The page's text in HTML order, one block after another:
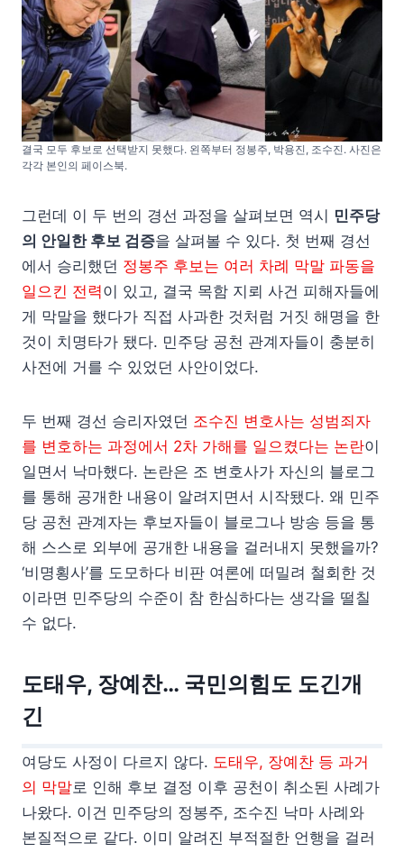
결국 모두 후보로 선택받지 못했다. 왼쪽부터 정봉주, 박용진, 조수진. 사진은
각각 본인의 페이스북.
그런데 이 두 번의 경선 과정을 살펴보면 역시 민주당
의 안일한 후보 검증을 살펴볼 수 있다. 첫 번째 경선
에서 승리했던 정봉주 후보는 여러 차례 막말 파동을
일으킨 전력이 있고, 결국 목함 지뢰 사건 피해자들에
게 막말을 했다가 직접 사과한 것처럼 거짓 해명을 한
것이 치명타가 됐다. 민주당 공천 관계자들이 충분히
사전에 거를 수 있었던 사안이었다.
두 번째 경선 승리자였던 조수진 변호사는 성범죄자
를 변호하는 과정에서 2차 가해를 일으켰다는 논란이
일면서 낙마했다. 논란은 조 변호사가 자신의 블로그
를 통해 공개한 내용이 알려지면서 시작됐다. 왜 민주
당 공천 관계자는 후보자들이 블로그나 방송 등을 통
해 스스로 외부에 공개한 내용을 걸러내지 못했을까?
‘비명횡사’를 도모하다 비판 여론에 떠밀려 철회한 것
이라면 민주당의 수준이 참 한심하다는 생각을 떨칠
수 없다.
도태우, 장예찬… 국민의힘도 도긴개
긴
여당도 사정이 다르지 않다. 도태우, 장예찬 등 과거
의 막말로 인해 후보 결정 이후 공천이 취소된 사례가
나왔다. 이건 민주당의 정봉주, 조수진 낙마 사례와
본질적으로 같다. 이미 알려진 부적절한 언행을 걸러